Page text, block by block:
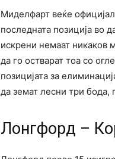
Миделфарт веќе
последната позиција во
искрени немаат никаков
да го остварат тоа со
позицијата за
да земат лесни три бода,
Лонгфорд –